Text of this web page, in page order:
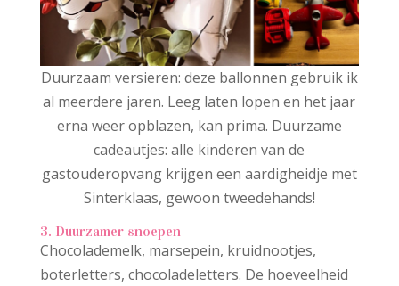
Duurzaam versieren: deze ballonnen gebruik ik
al meerdere jaren. Leeg laten lopen en het jaar
erna weer opblazen, kan prima. Duurzame
cadeautjes: alle kinderen van de
gastouderopvang krijgen een aardigheidje met
Sinterklaas, gewoon tweedehands!
3. Duurzamer snoepen
Chocolademelk, marsepein, kruidnootjes,
boterletters, chocoladeletters. De hoeveelheid